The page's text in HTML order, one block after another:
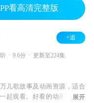
看高清完整版
+追
9.6分 更新至224集
儿歌故事及动画资源，适合
起观看。好看的动画，好听
展开